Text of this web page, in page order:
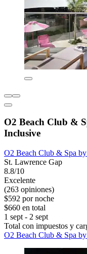
O2 Beach Club &
Inclusive
O2 Beach Club & Spa
St. Lawrence Gap
8.8/10
Excelente
(263 opiniones)
$592 por noche
$660 en total
1 sept - 2 sept
Total con impuestos y
O2 Beach Club & Spa